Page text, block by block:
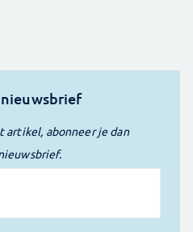
artikel, abonneer je dan